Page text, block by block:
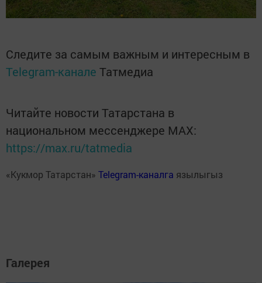
Следите за самым важным и интересным в
Telegram-канале Татмедиа
Читайте новости Татарстана в
национальном мессенджере MАХ:
https://max.ru/tatmedia
«Кукмор Татарстан» Telegram-каналга язылыгыз
Галерея